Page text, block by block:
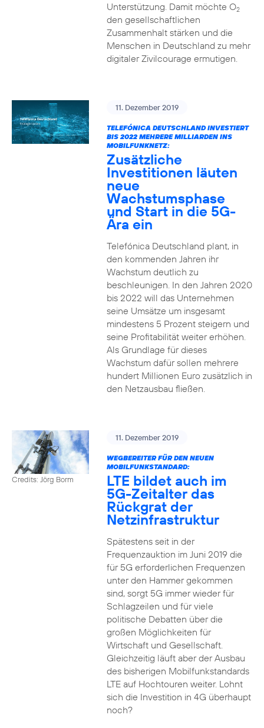
Unterstützung. Damit möchte O2
den gesellschaftlichen
Zusammenhalt stärken und die
Menschen in Deutschland zu mehr
digitaler Zivilcourage ermutigen.
11. Dezember 2019
TELEFÓNICA DEUTSCHLAND INVESTIERT
BIS 2022 MEHRERE MILLIARDEN INS
MOBILFUNKNETZ:
Zusätzliche
Investitionen läuten
neue
Wachstumsphase
und Start in die 5G-
Ära ein
Telefónica Deutschland plant, in
den kommenden Jahren ihr
Wachstum deutlich zu
beschleunigen. In den Jahren 2020
bis 2022 will das Unternehmen
seine Umsätze um insgesamt
mindestens 5 Prozent steigern und
seine Profitabilität weiter erhöhen.
Als Grundlage für dieses
Wachstum dafür sollen mehrere
hundert Millionen Euro zusätzlich in
den Netzausbau fließen.
Credits: Jörg Borm
11. Dezember 2019
WEGBEREITER FÜR DEN NEUEN
MOBILFUNKSTANDARD:
LTE bildet auch im
5G-Zeitalter das
Rückgrat der
Netzinfrastruktur
Spätestens seit in der
Frequenzauktion im Juni 2019 die
für 5G erforderlichen Frequenzen
unter den Hammer gekommen
sind, sorgt 5G immer wieder für
Schlagzeilen und für viele
politische Debatten über die
großen Möglichkeiten für
Wirtschaft und Gesellschaft.
Gleichzeitig läuft aber der Ausbau
des bisherigen Mobilfunkstandards
LTE auf Hochtouren weiter. Lohnt
sich die Investition in 4G überhaupt
noch?